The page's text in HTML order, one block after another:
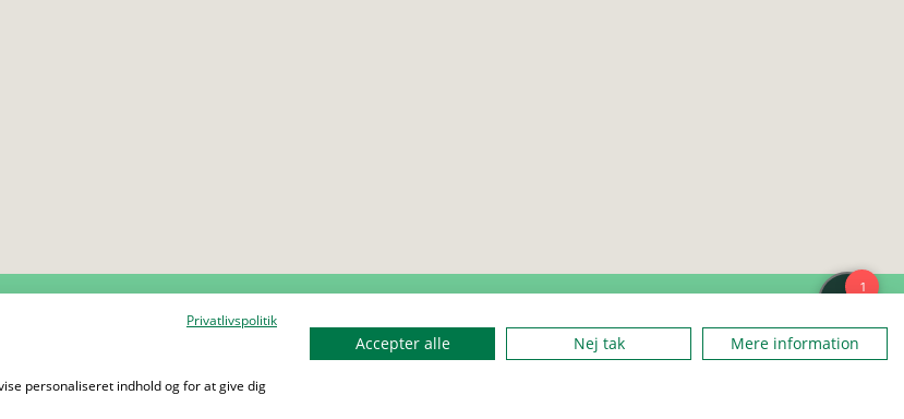
Privatlivspolitik
personaliseret indhold og for at give dig
Accepter alle Nej tak Mere information